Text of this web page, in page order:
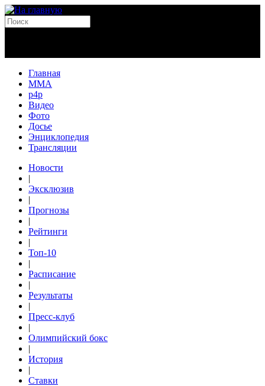
Главная
MMA
p4p
Видео
Фото
Досье
Энциклопедия
Трансляции
Новости
|
Эксклюзив
|
Прогнозы
|
Рейтинги
|
Топ-10
|
Расписание
|
Результаты
|
Пресс-клуб
|
Олимпийский бокс
|
История
|
Ставки